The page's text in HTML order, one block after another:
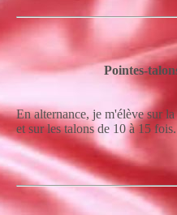
Pointes-
En alternance, je m'élève sur
et sur les talons de 10 à 15 fois.